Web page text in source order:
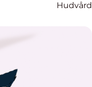
Hudvård